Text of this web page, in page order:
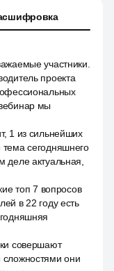
участники.
проекта
мы
1 из сильнейших
сегодняшнего
актуальная,
топ 7 вопросов
в 22 году есть
совершают
сложностями они